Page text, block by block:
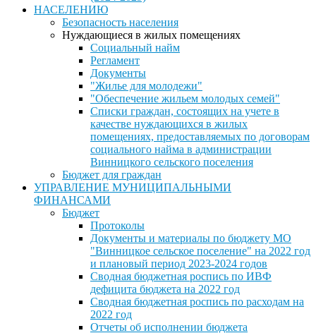
НАСЕЛЕНИЮ
Безопасность населения
Нуждающиеся в жилых помещениях
Социальный найм
Регламент
Документы
"Жилье для молодежи"
"Обеспечение жильем молодых семей"
Списки граждан, состоящих на учете в
качестве нуждающихся в жилых
помещениях, предоставляемых по договорам
социального найма в администрации
Винницкого сельского поселения
Бюджет для граждан
УПРАВЛЕНИЕ МУНИЦИПАЛЬНЫМИ
ФИНАНСАМИ
Бюджет
Протоколы
Документы и материалы по бюджету МО
"Винницкое сельское поселение" на 2022 год
и плановый период 2023-2024 годов
Сводная бюджетная роспись по ИВФ
дефицита бюджета на 2022 год
Сводная бюджетная роспись по расходам на
2022 год
Отчеты об исполнении бюджета